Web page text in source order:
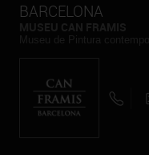
BARCELONA